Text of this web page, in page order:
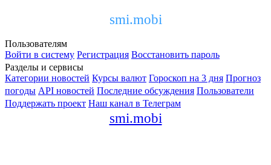
smi.mobi
Пользователям
Войти в систему Регистрация Восстановить пароль
Разделы и сервисы
Категории новостей Курсы валют Гороскоп на 3 дня Прогноз
погоды API новостей Последние обсуждения Пользователи
Поддержать проект Наш канал в Телеграм
smi.mobi